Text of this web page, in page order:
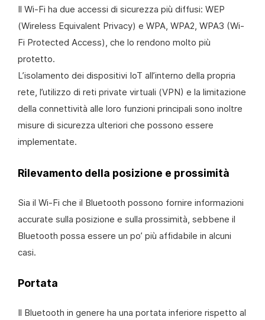
Il Wi-Fi ha due accessi di sicurezza più diffusi: WEP
(Wireless Equivalent Privacy) e WPA, WPA2, WPA3 (Wi-
Fi Protected Access), che lo rendono molto più
protetto.
L’isolamento dei dispositivi IoT all’interno della propria
rete, l’utilizzo di reti private virtuali (VPN) e la limitazione
della connettività alle loro funzioni principali sono inoltre
misure di sicurezza ulteriori che possono essere
implementate.
Rilevamento della posizione e prossimità
Sia il Wi-Fi che il Bluetooth possono fornire informazioni
accurate sulla posizione e sulla prossimità, sebbene il
Bluetooth possa essere un po’ più affidabile in alcuni
casi.
Portata
Il Bluetooth in genere ha una portata inferiore rispetto al